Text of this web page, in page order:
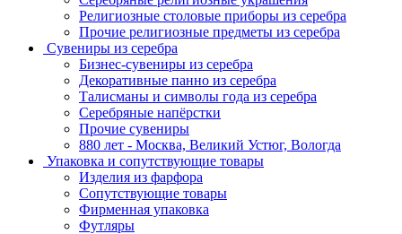
Религиозные столовые приборы из серебра
Прочие религиозные предметы из серебра
Сувениры из серебра
Бизнес-сувениры из серебра
Декоративные панно из серебра
Талисманы и символы года из серебра
Серебряные напёрстки
Прочие сувениры
880 лет - Москва, Великий Устюг, Вологда
Упаковка и сопутствующие товары
Изделия из фарфора
Сопутствующие товары
Фирменная упаковка
Футляры